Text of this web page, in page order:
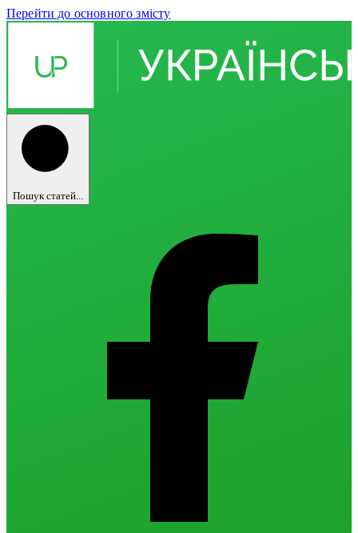
Перейти до основного змісту
Пошук статей...